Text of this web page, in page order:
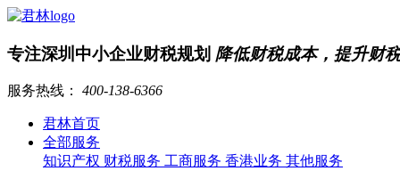
专注深圳中小企业财税规划 降低财税成本，提升财
服务热线： 400-138-6366
君林首页
全部服务
知识产权 财税服务 工商服务 香港业务 其他服务